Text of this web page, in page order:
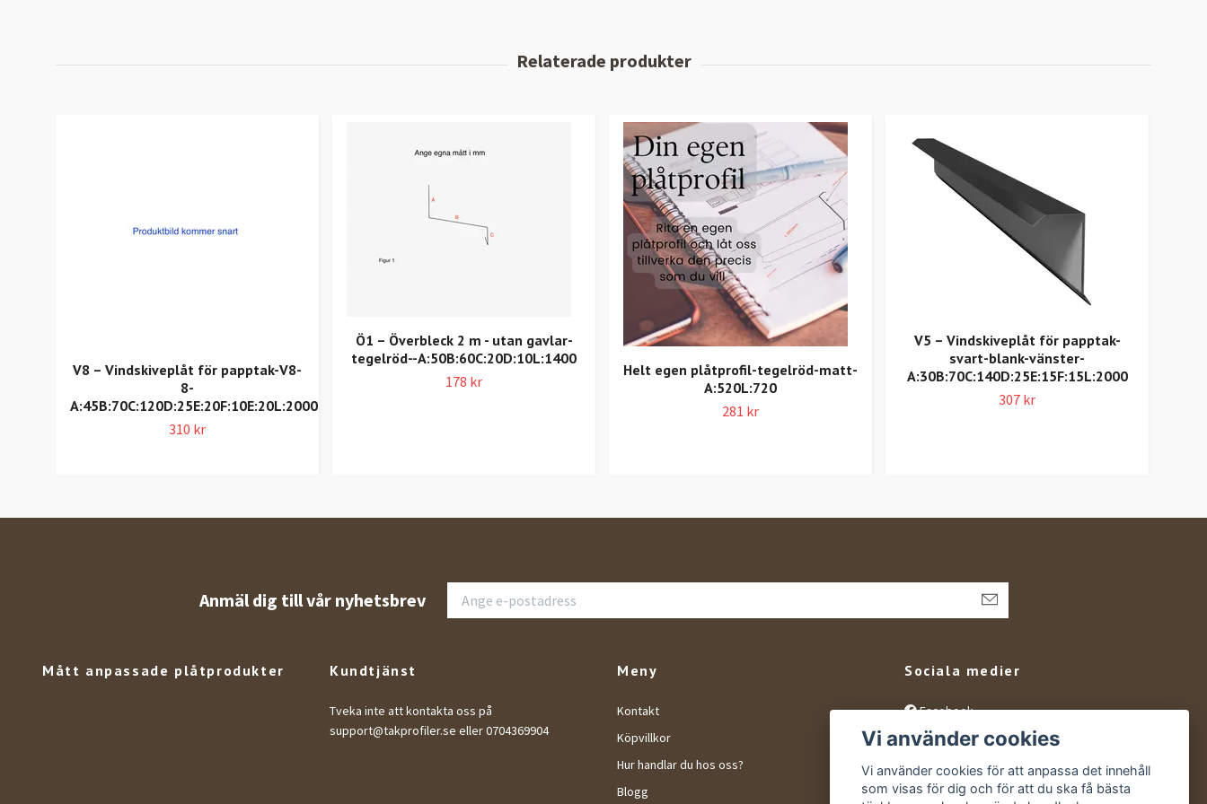
V8 – Vindskiveplåt för papptak-V8-
8-
A:45B:70C:120D:25E:20F:10E:20L:2000
310 kr
Ö1 – Överbleck 2 m - utan gavlar-
tegelröd--A:50B:60C:20D:10L:1400
178 kr
Helt egen plåtprofil-tegelröd-matt-
A:520L:720
281 kr
V5 – Vindskiveplåt för papptak-
svart-blank-vänster-
A:30B:70C:140D:25E:15F:15L:2000
307 kr
Anmäl dig till vår nyhetsbrev
Mått anpassade plåtprodukter Kundtjänst
Tveka inte att kontakta oss på
support@takprofiler.se eller 0704369904
Meny
Kontakt
Köpvillkor
Hur handlar du hos oss?
Blogg
Sociala medier
Facebook
Instagram
YouTube
Vi använder cookies
Vi använder cookies för att anpassa det innehåll
som visas för dig och för att du ska få bästa